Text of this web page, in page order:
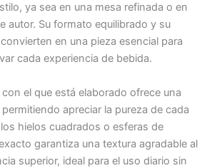
ya sea en una mesa refinada o en
autor. Su formato equilibrado y su
en una pieza esencial para
cada experiencia de bebida.
con el que está elaborado ofrece una
apreciar la pureza de cada
hielos cuadrados o esferas de
garantiza una textura agradable al
superior, ideal para el uso diario sin